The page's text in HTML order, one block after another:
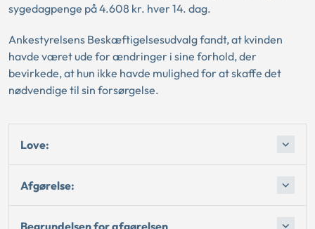
sygedagpenge på 4.608 kr. hver 14. dag.
Ankestyrelsens Beskæftigelsesudvalg fandt, at kvinden
havde været ude for ændringer i sine forhold, der
bevirkede, at hun ikke havde mulighed for at skaffe det
nødvendige til sin forsørgelse.
Love:
Afgørelse:
Begrundelsen for afgørelsen